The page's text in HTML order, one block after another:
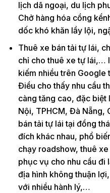
lịch dã ngoại, du lịch
Chở hàng hóa cồng
dốc khó khăn lầy lội,
Thuê xe bán tải tự lái,
chỉ cho thuê xe tự lái,…
kiếm nhiều trên Google
Điều cho thấy nhu cầu
càng tăng cao, đặc biệt
Nội, TPHCM, Đà Nẵng,
bán tải tự lái tại đồng
đích khác nhau, phổ
chạy roadshow, thuê
phục vụ cho nhu cầu đi
địa hình không thuận
với nhiều hành lý,…